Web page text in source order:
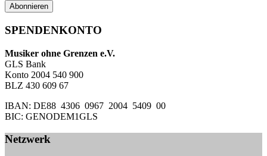
SPENDENKONTO
Musiker ohne Grenzen e.V.
GLS Bank
Konto 2004 540 900
BLZ 430 609 67
IBAN: DE88 4306 0967 2004 5409 00
BIC: GENODEM1GLS
Netzwerk